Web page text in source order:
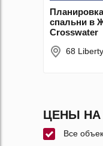
спальни в
Crosswater
68
ЦЕНЫ
Все